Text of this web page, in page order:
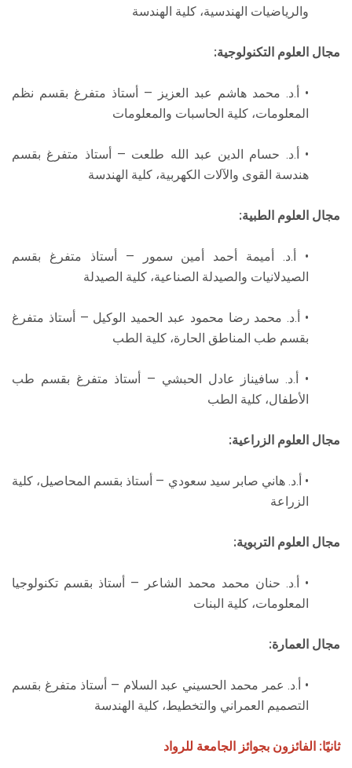
والرياضيات الهندسية، كلية الهندسة
مجال العلوم التكنولوجية:
• أ.د. محمد هاشم عبد العزيز — أستاذ متفرغ بقسم نظم
المعلومات، كلية الحاسبات والمعلومات
• أ.د. حسام الدين عبد الله طلعت — أستاذ متفرغ بقسم
هندسة القوى والآلات الكهربية، كلية الهندسة
مجال العلوم الطبية:
• أ.د. أميمة أحمد أمين سمور — أستاذ متفرغ بقسم
الصيدلانيات والصيدلة الصناعية، كلية الصيدلة
• أ.د. محمد رضا محمود عبد الحميد الوكيل — أستاذ متفرغ
بقسم طب المناطق الحارة، كلية الطب
• أ.د. سافيناز عادل الحبشي — أستاذ متفرغ بقسم طب
الأطفال، كلية الطب
مجال العلوم الزراعية:
• أ.د. هاني صابر سيد سعودي — أستاذ بقسم المحاصيل، كلية
الزراعة
مجال العلوم التربوية:
• أ.د. حنان محمد محمد الشاعر — أستاذ بقسم تكنولوجيا
المعلومات، كلية البنات
مجال العمارة:
• أ.د. عمر محمد الحسيني عبد السلام — أستاذ متفرغ بقسم
التصميم العمراني والتخطيط، كلية الهندسة
ثانيًا: الفائزون بجوائز الجامعة للرواد